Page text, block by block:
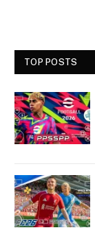
TOP POSTS